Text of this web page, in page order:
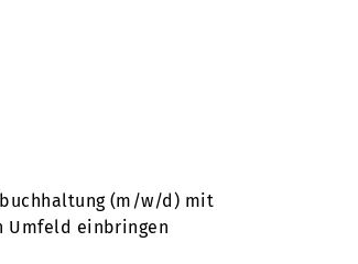
(m/w/d) mit
Umfeld einbringen